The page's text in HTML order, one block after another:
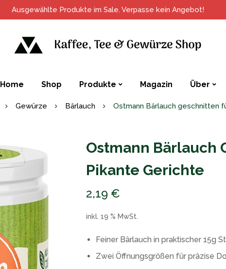
Ausgewählte Produkte im Sale. Verpasse kein Angebot!
Home Shop Produkte Magazin Über
Gewürze Bärlauch Ostmann Bärlauch geschnitten
Ostmann Bärlauch
Pikante Gerichte
2,19 €
inkl. 19 % MwSt.
Feiner Bärlauch in praktischer 15g
Zwei Öffnungsgrößen für präzise